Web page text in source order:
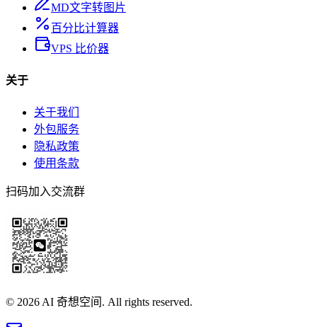
MD文字转图片
百分比计算器
VPS 比价器
关于
关于我们
外包服务
隐私政策
使用条款
扫码加入交流群
© 2026 AI 奇想空间. All rights reserved.